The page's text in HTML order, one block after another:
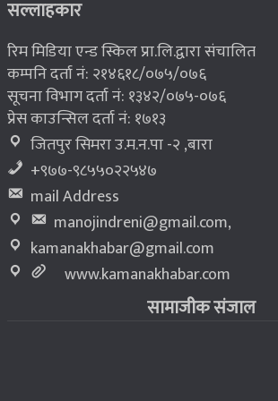
८
सल्लाहकार
रिम मिडिया एन्ड स्किल प्रा.लि.द्वारा संचालित
कम्पनि दर्ता नं: २१४६१८/०७५/०७६
सूचना विभाग दर्ता नं: १३४२/०७५-०७६
प्रेस काउन्सिल दर्ता नं: १७१३
जितपुर सिमरा उ.म.न.पा -२ ,बारा
+९७७-९८५५०२२५४७
mail Address
manojindreni@gmail.com,
kamanakhabar@gmail.com
www.kamanakhabar.com
सामाजीक संजाल